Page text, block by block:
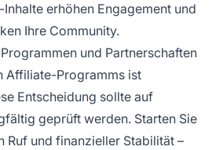
erhöhen Engagement und
Ihre Community.
und Partnerschaften
Affiliate-Programms ist
Entscheidung sollte auf
geprüft werden. Starten Sie
Ruf und finanzieller Stabilität –